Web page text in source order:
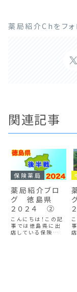
薬局紹介Chをフォ
関連記事
保険薬局
薬局紹介ブロ
グ 徳島県
２０２４ ②
こんにちは！この記
事では徳島県に出
店している保険薬局